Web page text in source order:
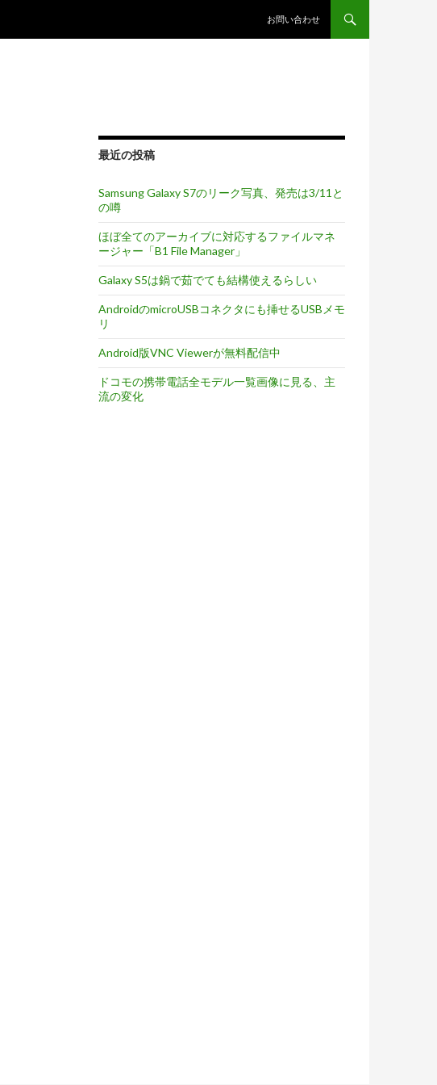
お問い合わせ
最近の投稿
Samsung Galaxy S7のリーク写真、発売は3/11と
の噂
ほぼ全てのアーカイブに対応するファイルマネ
ージャー「B1 File Manager」
Galaxy S5は鍋で茹でても結構使えるらしい
AndroidのmicroUSBコネクタにも挿せるUSBメモ
リ
Android版VNC Viewerが無料配信中
ドコモの携帯電話全モデル一覧画像に見る、主
流の変化